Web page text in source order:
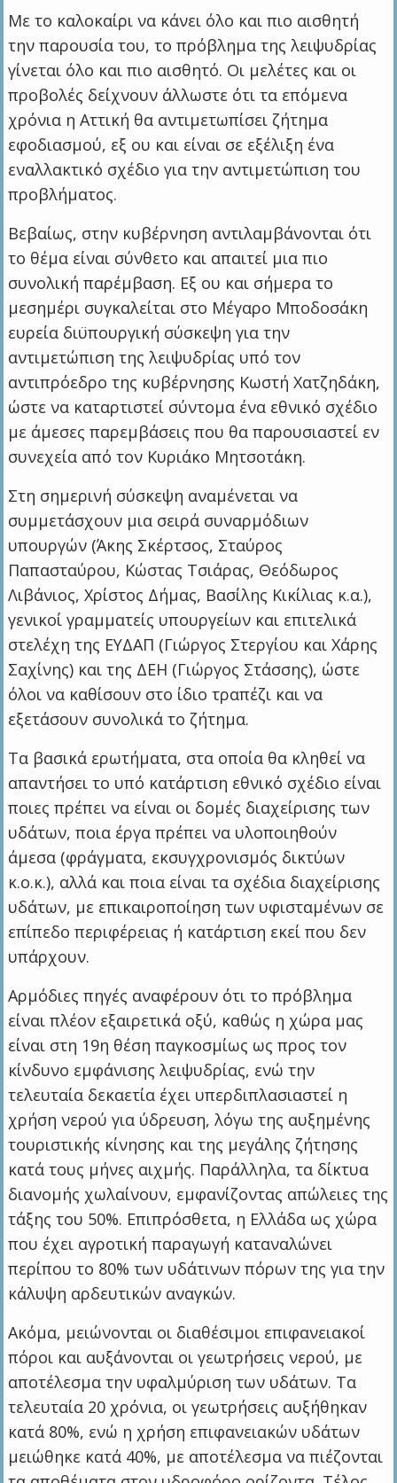
Με το καλοκαίρι να κάνει όλο και πιο αισθητή
την παρουσία του, το πρόβλημα της λειψυδρίας
γίνεται όλο και πιο αισθητό. Οι μελέτες και οι
προβολές δείχνουν άλλωστε ότι τα επόμενα
χρόνια η Αττική θα αντιμετωπίσει ζήτημα
εφοδιασμού, εξ ου και είναι σε εξέλιξη ένα
εναλλακτικό σχέδιο για την αντιμετώπιση του
προβλήματος.
Βεβαίως, στην κυβέρνηση αντιλαμβάνονται ότι
το θέμα είναι σύνθετο και απαιτεί μια πιο
συνολική παρέμβαση. Εξ ου και σήμερα το
μεσημέρι συγκαλείται στο Μέγαρο Μποδοσάκη
ευρεία διϋπουργική σύσκεψη για την
αντιμετώπιση της λειψυδρίας υπό τον
αντιπρόεδρο της κυβέρνησης Κωστή Χατζηδάκη,
ώστε να καταρτιστεί σύντομα ένα εθνικό σχέδιο
με άμεσες παρεμβάσεις που θα παρουσιαστεί εν
συνεχεία από τον Κυριάκο Μητσοτάκη.
Στη σημερινή σύσκεψη αναμένεται να
συμμετάσχουν μια σειρά συναρμόδιων
υπουργών (Άκης Σκέρτσος, Σταύρος
Παπασταύρου, Κώστας Τσιάρας, Θεόδωρος
Λιβάνιος, Χρίστος Δήμας, Βασίλης Κικίλιας κ.α.),
γενικοί γραμματείς υπουργείων και επιτελικά
στελέχη της ΕΥΔΑΠ (Γιώργος Στεργίου και Χάρης
Σαχίνης) και της ΔΕΗ (Γιώργος Στάσσης), ώστε
όλοι να καθίσουν στο ίδιο τραπέζι και να
εξετάσουν συνολικά το ζήτημα.
Τα βασικά ερωτήματα, στα οποία θα κληθεί να
απαντήσει το υπό κατάρτιση εθνικό σχέδιο είναι
ποιες πρέπει να είναι οι δομές διαχείρισης των
υδάτων, ποια έργα πρέπει να υλοποιηθούν
άμεσα (φράγματα, εκσυγχρονισμός δικτύων
κ.ο.κ.), αλλά και ποια είναι τα σχέδια διαχείρισης
υδάτων, με επικαιροποίηση των υφισταμένων σε
επίπεδο περιφέρειας ή κατάρτιση εκεί που δεν
υπάρχουν.
Αρμόδιες πηγές αναφέρουν ότι το πρόβλημα
είναι πλέον εξαιρετικά οξύ, καθώς η χώρα μας
είναι στη 19η θέση παγκοσμίως ως προς τον
κίνδυνο εμφάνισης λειψυδρίας, ενώ την
τελευταία δεκαετία έχει υπερδιπλασιαστεί η
χρήση νερού για ύδρευση, λόγω της αυξημένης
τουριστικής κίνησης και της μεγάλης ζήτησης
κατά τους μήνες αιχμής. Παράλληλα, τα δίκτυα
διανομής χωλαίνουν, εμφανίζοντας απώλειες της
τάξης του 50%. Επιπρόσθετα, η Ελλάδα ως χώρα
που έχει αγροτική παραγωγή καταναλώνει
περίπου το 80% των υδάτινων πόρων της για την
κάλυψη αρδευτικών αναγκών.
Ακόμα, μειώνονται οι διαθέσιμοι επιφανειακοί
πόροι και αυξάνονται οι γεωτρήσεις νερού, με
αποτέλεσμα την υφαλμύριση των υδάτων. Τα
τελευταία 20 χρόνια, οι γεωτρήσεις αυξήθηκαν
κατά 80%, ενώ η χρήση επιφανειακών υδάτων
μειώθηκε κατά 40%, με αποτέλεσμα να πιέζονται